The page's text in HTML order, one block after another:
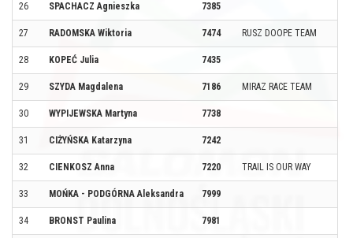
26 SPACHACZ Agnieszka 7385
27 RADOMSKA Wiktoria 7474 RUSZ DOOPE TEAM
28 KOPEĆ Julia 7435
29 SZYDA Magdalena 7186 MIRAZ RACE TEAM
30 WYPIJEWSKA Martyna 7738
31 CIŻYŃSKA Katarzyna 7242
32 CIENKOSZ Anna 7220 TRAIL IS OUR WAY
33 MOŃKA - PODGÓRNA Aleksandra 7999
34 BRONST Paulina 7981